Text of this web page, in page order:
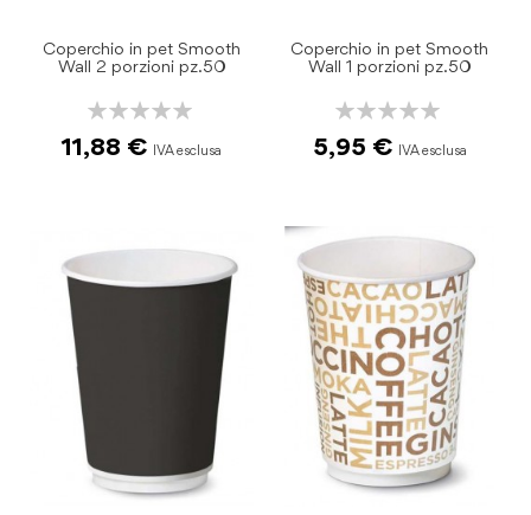
Coperchio in pet Smooth
Wall 2 porzioni pz.50
Rating:
11,88 €
Coperchio in pet Smooth
Wall 1 porzioni pz.50
Rating:
5,95 €